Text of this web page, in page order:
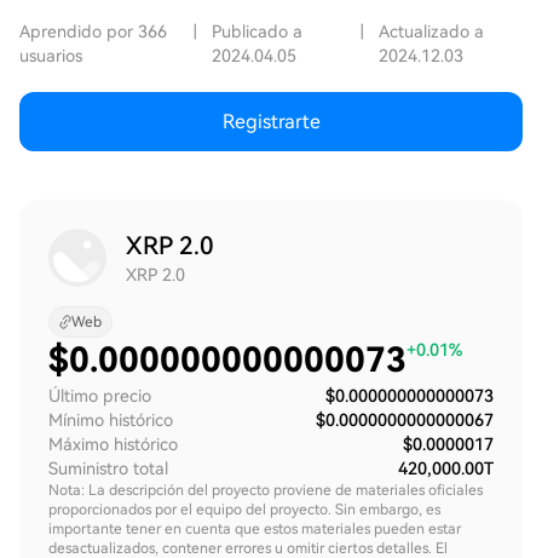
Aprendido por 366
usuarios
Publicado a
2024.04.05
Actualizado a
2024.12.03
Registrarte
XRP 2.0
XRP 2.0
Web
$0.000000000000073+0.01%
Último precio
$0.000000000000073
Mínimo histórico
$0.0000000000000067
Máximo histórico
$0.0000017
Suministro total
420,000.00T
Nota: La descripción del proyecto proviene de materiales oficiales
proporcionados por el equipo del proyecto. Sin embargo, es
importante tener en cuenta que estos materiales pueden estar
desactualizados, contener errores u omitir ciertos detalles. El